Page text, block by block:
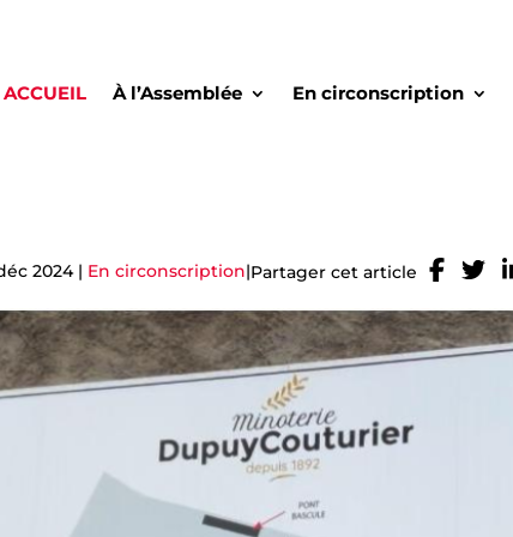
ACCUEIL À l’Assemblée En circonscription
2024| En circonscription|Partager cet article